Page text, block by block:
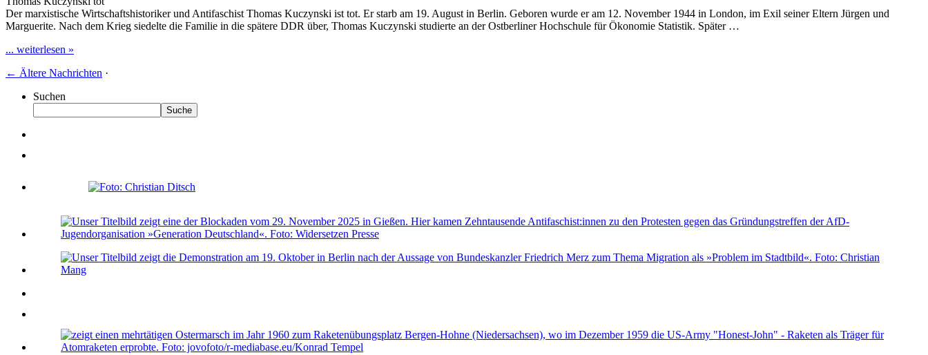
Der marxistische Wirtschaftshistoriker und Antifaschist Thomas Kuczynski ist tot. Er starb am 19. August in Berlin. Geboren wurde er am 12. November 1944 in London, im Exil seiner Eltern Jürgen und
Marguerite. Nach dem Krieg siedelte die Familie in die spätere DDR über, Thomas Kuczynski studierte an der Ostberliner Hochschule für Ökonomie Statistik. Später …
... weiterlesen »
← Ältere Nachrichten ·
Suchen
Suche